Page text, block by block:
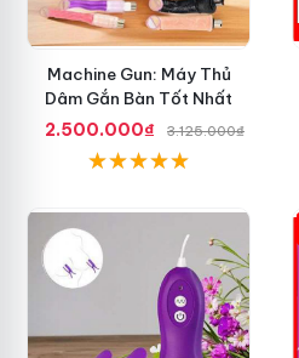
Machine Gun: Máy Thủ
Dâm Gắn Bàn Tốt Nhất
2.500.000₫
3.125.000₫